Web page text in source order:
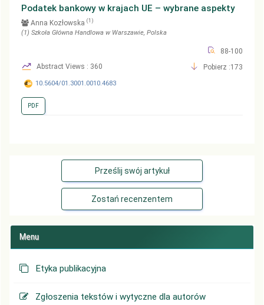
Podatek bankowy w krajach UE – wybrane aspekty
Anna Kozłowska (1)
(1) Szkoła Główna Handlowa w Warszawie, Polska
88-100
Abstract Views : 360
Pobierz :173
10.5604/01.3001.0010.4683
PDF
Prześlij swój artykuł
Zostań recenzentem
Menu
Etyka publikacyjna
Zgłoszenia tekstów i wytyczne dla autorów